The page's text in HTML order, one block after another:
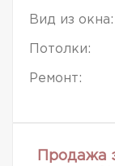
Вид из окна:
Потолки:
Ремонт:
Продажа